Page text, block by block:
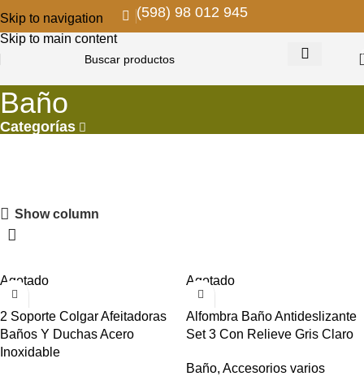
Skip to navigation
Skip to main content
(598) 98 012 945
Baño
Categorías
Show column
Agotado
2 Soporte Colgar Afeitadoras
Baños Y Duchas Acero
Inoxidable
Agotado
Alfombra Baño Antideslizante
Set 3 Con Relieve Gris Claro
Baño, Accesorios varios